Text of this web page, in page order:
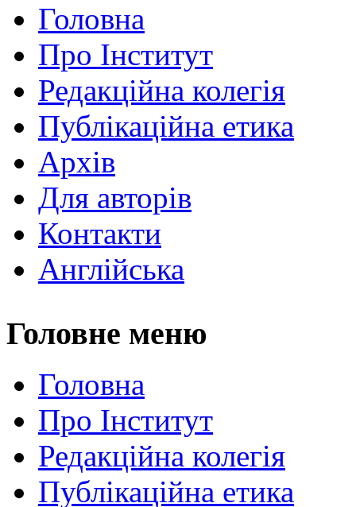
Головна
Про Інститут
Редакційна колегія
Публікаційна етика
Архів
Для авторів
Контакти
Англійська
Головне меню
Головна
Про Інститут
Редакційна колегія
Публікаційна етика